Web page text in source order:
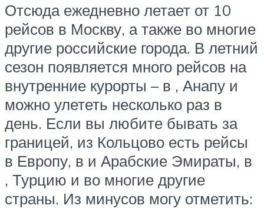
Отсюда ежедневно летает от 10
рейсов в Москву, а также во многие
другие российские города. В летний
сезон появляется много рейсов на
внутренние курорты – в , Анапу и
можно улететь несколько раз в
день. Если вы любите бывать за
границей, из Кольцово есть рейсы
в Европу, в и Арабские Эмираты, в
, Турцию и во многие другие
страны. Из минусов могу отметить: